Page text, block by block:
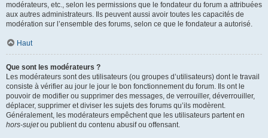
modérateurs, etc., selon les permissions que le fondateur du forum a attribuées
aux autres administrateurs. Ils peuvent aussi avoir toutes les capacités de
modération sur l’ensemble des forums, selon ce que le fondateur a autorisé.
Haut
Que sont les modérateurs ?
Les modérateurs sont des utilisateurs (ou groupes d’utilisateurs) dont le travail
consiste à vérifier au jour le jour le bon fonctionnement du forum. Ils ont le
pouvoir de modifier ou supprimer des messages, de verrouiller, déverrouiller,
déplacer, supprimer et diviser les sujets des forums qu’ils modèrent.
Généralement, les modérateurs empêchent que les utilisateurs partent en
hors-sujetou publient du contenu abusif ou offensant.